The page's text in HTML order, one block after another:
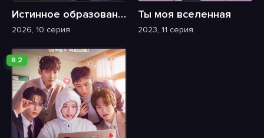
Истинное образование
2026, 10 серия
Ты моя вселенная
2023, 11 серия
8.2